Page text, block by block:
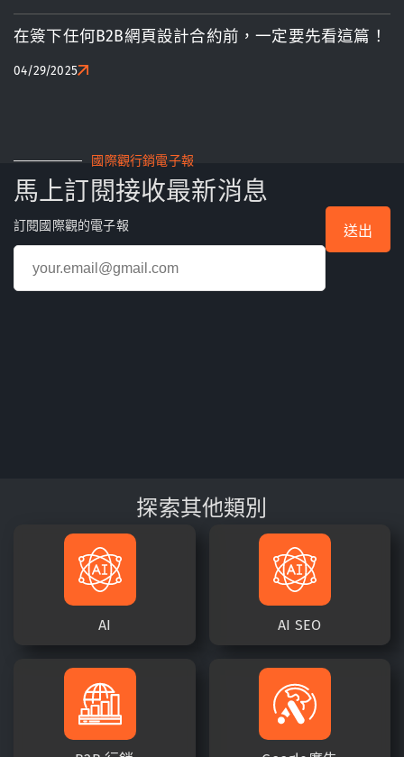
在簽下任何B2B網頁設計合約前，一定要先看這篇！
04/29/2025
國際觀行銷電子報
馬上訂閱接收最新消息
訂閱國際觀的電子報
探索其他類別
AI AI SEO